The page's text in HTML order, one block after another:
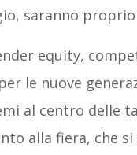
saranno
equity,
le nuove
al centro delle
alla fiera, che